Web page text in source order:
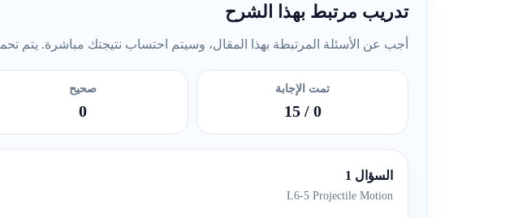
تدريب مرتبط بهذا الشرح
أجب عن الأسئلة المرتبطة بهذا المقال، وسيتم احتساب نتيجتك مباشرة. يتم
تمت الإجابة
0
/ 15
صحيح
0
السؤال 1
L6-5 Projectile Motion